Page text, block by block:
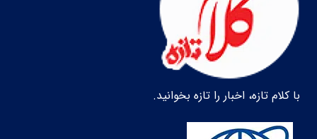
با کلام تازه، اخبار را تازه بخوانید.